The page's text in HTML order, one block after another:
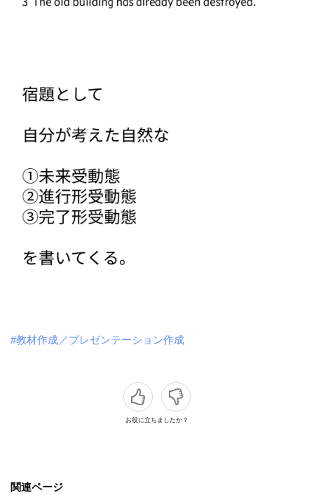
#教材作成／プレゼンテーション作成
お役に立ちましたか？
関連ページ